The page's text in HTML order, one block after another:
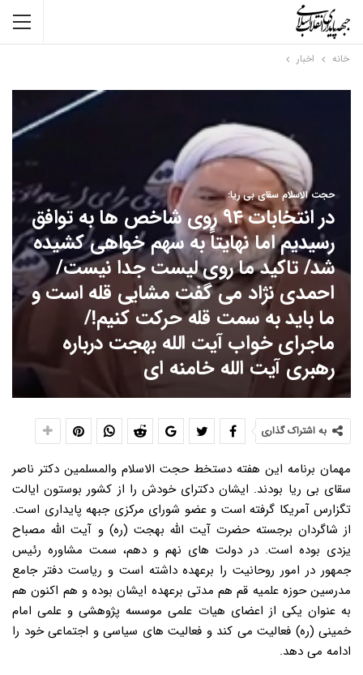
خانه اخبار
حجت الاسلام سقای بی ریا:
در انتخابات ۹۴ روی شاخص ها به توافق
رسیدیم اما نهایتاً به سهم خواهی کشیده
شد/ تاکید ما روی لیست جدا نیست/
احمدی نژاد می گفت مشایی قله است و
ما باید به سمت قله حرکت کنیم!/
ماجرای خواب آیت الله بهجت درباره
رهبری آیت الله خامنه ای
به اشتراک گذاری
مهمان برنامه این هفته دستخط حجت الاسلام والمسلمین دکتر ناصر
سقای بی ریا بودند. ایشان دکترای خودش را از کشور بوستون ایالت
تگزارس آمریکا گرفته است و عضو شورای مرکزی جبهه پایداری است.
از شاگردان برجسته حضرت آیت الله بهجت (ره) و آیت الله مصباح
یزدی بوده است. در دولت های نهم و دهم، سمت مشاوره رئیس
جمهور در امور روحانیت را برعهده داشته است و ریاست دفتر جامع
مدرسین حوزه علمیه قم هم مدتی برعهده ایشان بوده و هم اکنون هم
به عنوان یکی از اعضای هیات علمی موسسه پژوهشی و علمی امام
خمینی (ره) فعالیت می کند و فعالیت های سیاسی و اجتماعی خود را
ادامه می دهد.